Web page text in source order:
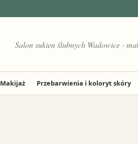
Salon sukien ślubnych Wadowice -
Makijaż Przebarwienia i koloryt skóry